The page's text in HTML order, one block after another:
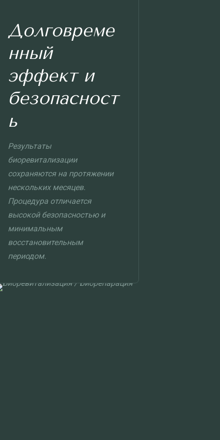
Долговреме
нный
эффект и
безопасност
ь
Результаты
биоревитализации
сохраняются на протяжении
нескольких месяцев.
Процедура отличается
высокой безопасностью и
минимальным
восстановительным
периодом.